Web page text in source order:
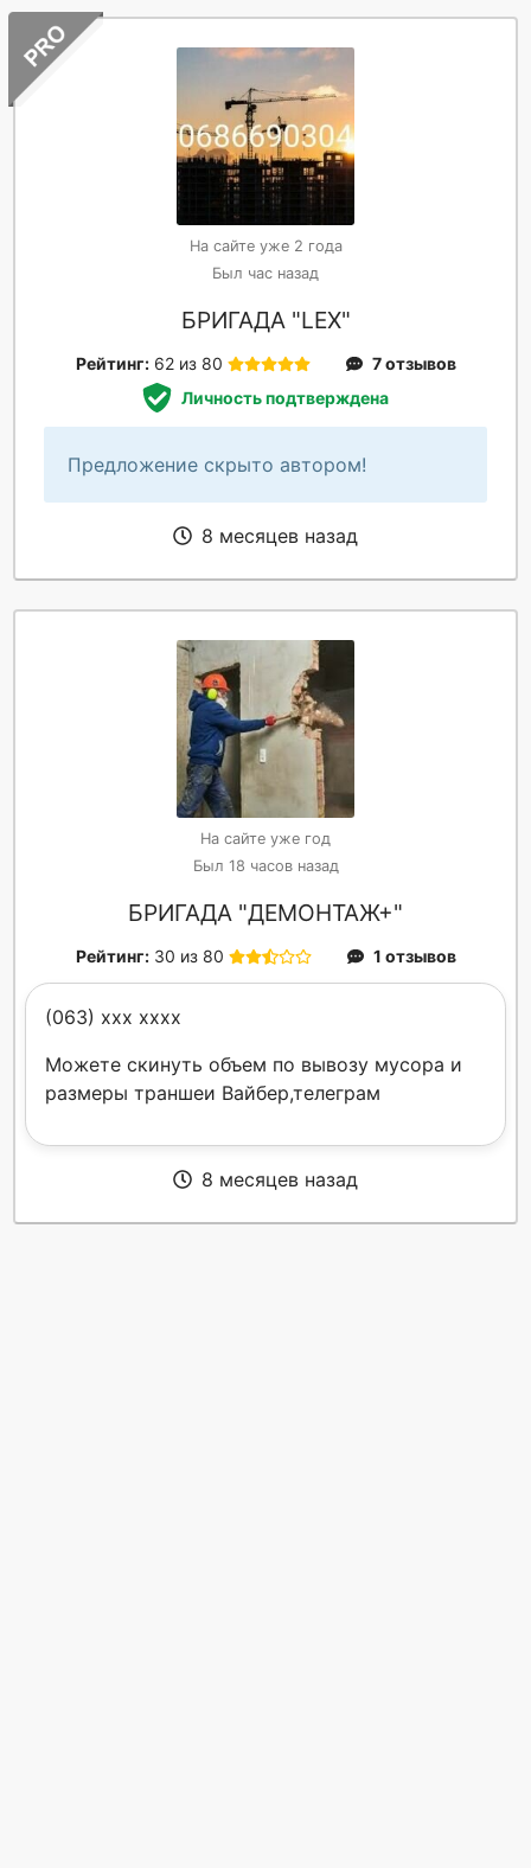
На сайте уже 2 года
Был час назад
БРИГАДА "LEX"
Рейтинг: 62 из 80
7 отзывов
Личность подтверждена
Предложение скрыто автором!
8 месяцев назад
На сайте уже год
Был 18 часов назад
БРИГАДА "ДЕМОНТАЖ+"
Рейтинг: 30 из 80 1 отзывов
(063) xxx xxxx
Можете скинуть объем по вывозу мусора и
размеры траншеи Вайбер,телеграм
8 месяцев назад